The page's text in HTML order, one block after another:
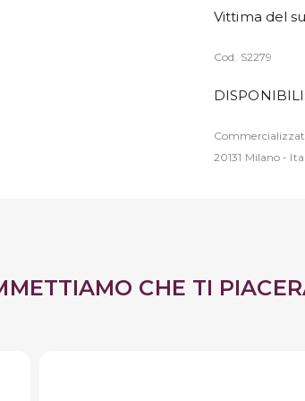
Vittima del
Cod. S2279
20131 Milano -
CHE TI